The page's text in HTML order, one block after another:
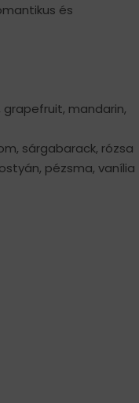
és
mandarin,
sárgabarack, rózsa
pézsma, vanília